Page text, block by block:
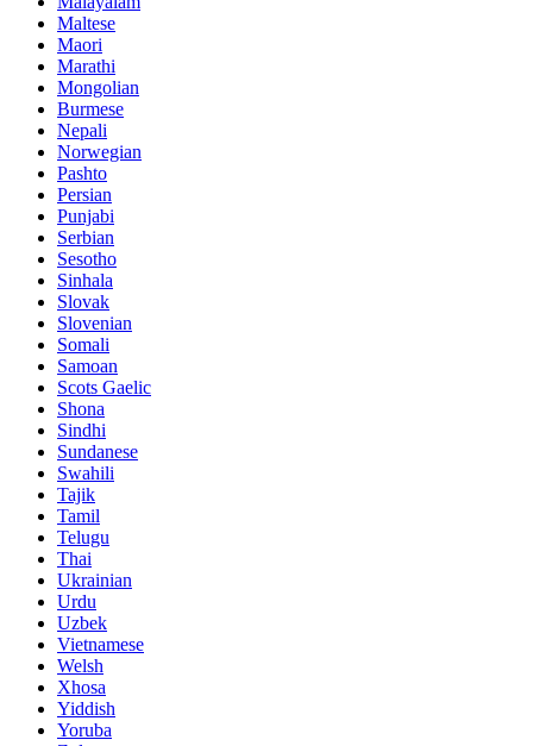
Maltese
Maori
Marathi
Mongolian
Burmese
Nepali
Norwegian
Pashto
Persian
Punjabi
Serbian
Sesotho
Sinhala
Slovak
Slovenian
Somali
Samoan
Scots Gaelic
Shona
Sindhi
Sundanese
Swahili
Tajik
Tamil
Telugu
Thai
Ukrainian
Urdu
Uzbek
Vietnamese
Welsh
Xhosa
Yiddish
Yoruba